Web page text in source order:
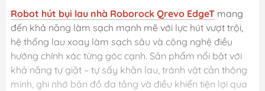
Robot hút bụi lau nhà Roborock Qrevo EdgeT mang
đến khả năng làm sạch mạnh mẽ với lực hút vượt trội,
hệ thống lau xoay làm sạch sâu và công nghệ điều
hướng chính xác từng góc cạnh. Sản phẩm nổi bật với
khả năng tự giặt – tự sấy khăn lau, tránh vật cản thông
minh, ghi nhớ bản đồ đa tầng và điều khiển tiện lợi qua